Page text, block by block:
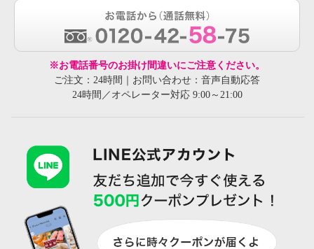
※お電話番号のお掛け間違いにご注意ください。
ご注文：24時間｜お問い合わせ：音声自動応答
24時間／オペレーター対応 9:00～21:00